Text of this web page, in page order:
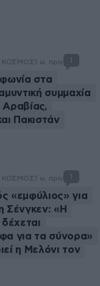
ΚΟΣΜΟΣ 1 ω. πριν
στα
συμμαχία
Αραβίας,
Πακιστάν
ΚΟΣΜΟΣ 1 ω. πριν 1
«εμφύλιος» για
Σένγκεν: «Η
δέχεται
για τα σύνορα»
η Μελόνι τον